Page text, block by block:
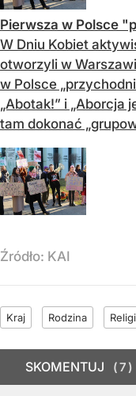
Pierwsza w Polsce
W Dniu Kobiet
otworzyli w
w Polsce
„Abotak!” i „Aborcja
tam dokonać
Źródło: KAI
Kraj Rodzina
SKOMENTUJ 7